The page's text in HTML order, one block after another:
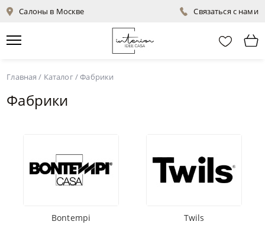
Салоны в Москве Связаться с нами
Главная / Каталог/Фабрики
Фабрики
Bontempi Twils